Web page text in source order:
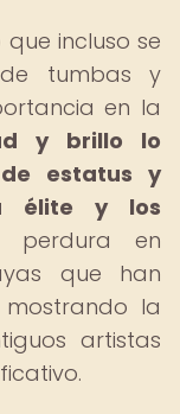
incluso se
tumbas y
en la
y brillo lo
estatus y
élite y los
perdura en
que han
la
artistas